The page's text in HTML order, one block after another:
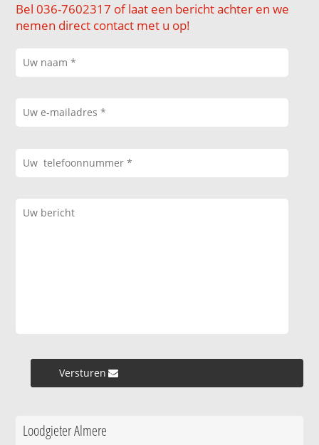
Bel 036-7602317 of laat een bericht achter en we
nemen direct contact met u op!
Versturen »
Loodgieter Almere